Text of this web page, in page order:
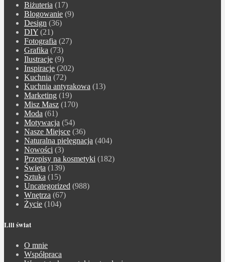
Biżuteria (17)
Blogowanie (9)
Design (36)
DIY (21)
Fotografia (27)
Grafika (73)
Ilustracje (9)
Inspiracje (202)
Kuchnia (72)
Kuchnia antyrakowa (13)
Marketing (19)
Misz Masz (170)
Moda (61)
Motywacja (54)
Nasze Miejsce (36)
Naturalna pielęgnacja (404)
Nowości (3)
Przepisy na kosmetyki (182)
Święta (139)
Sztuka (15)
Uncategorized (988)
Wnętrza (67)
Życie (104)
Lili świat
O mnie
Współpraca